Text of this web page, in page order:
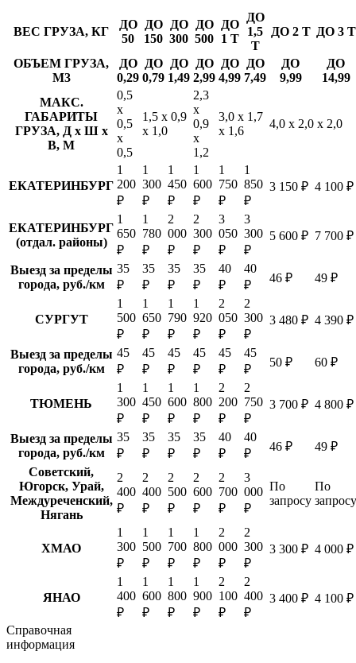
ВЕС ГРУЗА, КГ
ДО
50
ДО
150
ДО
300
ДО
500
ДО
1 Т
ДО
1,5
Т
ДО 2 Т ДО 3 Т
ОБЪЕМ ГРУЗА,
М3
ДО
0,29
ДО
0,79
ДО
1,49
ДО
2,99
ДО
4,99
ДО
7,49
ДО
9,99
ДО
14,99
МАКС.
ГАБАРИТЫ
ГРУЗА, Д х Ш х
В, М
0,5
х
0,5
х
0,5
1,5 х 0,9
х 1,0
2,3
х
0,9
х
1,2
3,0 х 1,7
х 1,6
4,0 х 2,0 х 2,0
ЕКАТЕРИНБУРГ
1
200
₽
1
300
₽
1
450
₽
1
600
₽
1
750
₽
1
850
₽
3 150 ₽ 4 100 ₽
ЕКАТЕРИНБУРГ
(отдал. районы)
1
650
₽
1
780
₽
2
000
₽
2
300
₽
3
050
₽
3
300
₽
5 600 ₽ 7 700 ₽
Выезд за пределы
города, руб./км
35
₽
35
₽
35
₽
35
₽
40
₽
40
₽
46 ₽ 49 ₽
СУРГУТ
1
500
₽
1
650
₽
1
790
₽
1
920
₽
2
050
₽
2
300
₽
3 480 ₽ 4 390 ₽
Выезд за пределы
города, руб./км
45
₽
45
₽
45
₽
45
₽
45
₽
45
₽
50 ₽ 60 ₽
ТЮМЕНЬ
1
300
₽
1
450
₽
1
600
₽
1
800
₽
2
200
₽
2
750
₽
3 700 ₽ 4 800 ₽
Выезд за пределы
города, руб./км
35
₽
35
₽
35
₽
35
₽
40
₽
40
₽
46 ₽
49 ₽
Советский,
Югорск, Урай,
Междуреченский,
Нягань
2
400
₽
2
400
₽
2
500
₽
2
600
₽
2
700
₽
3
000
₽
По
запросу
По
запросу
ХМАО
1
300
₽
1
500
₽
1
700
₽
1
800
₽
2
000
₽
2
300
₽
3 300 ₽ 4 000 ₽
ЯНАО
1
400
₽
1
600
₽
1
800
₽
1
900
₽
2
100
₽
2
400
₽
3 400 ₽ 4 100 ₽
Справочная
информация